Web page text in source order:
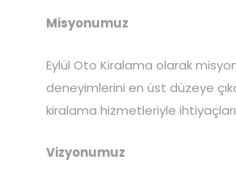
Misyonumuz
Eylül Oto Kiralama olarak
deneyimlerini en üst düzeye
kiralama hizmetleriyle
Vizyonumuz